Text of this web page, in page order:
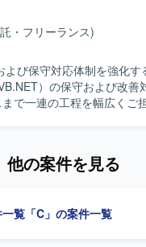
・フリーランス)
び保守対応体制を強化する
）の保守および改
連の工程を幅広くご担当いた
体の流れを把握しながら
他の案件を見る
一覧 「C」の案件一覧